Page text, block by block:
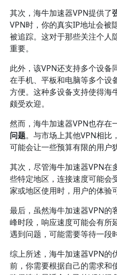
其次，海牛加速器VPN提供了
VPN时，你的真实IP地址会被
被追踪。这对于那些关注个人
重要。
此外，该VPN还支持多个设备
在手机、平板和电脑等多个设
方便。这种多设备支持使得海
颇受欢迎。
然而，海牛加速器VPN也存在
问题。与市场上其他VPN相比
可能会让一些预算有限的用户
其次，尽管海牛加速器VPN在
些特定地区，连接速度可能会
家或地区使用时，用户的体验
最后，虽然海牛加速器VPN的
峰时段，响应速度可能会有所
遇到问题，可能需要等待一段
综上所述，海牛加速器VPN的
前，你需要根据自己的需求和